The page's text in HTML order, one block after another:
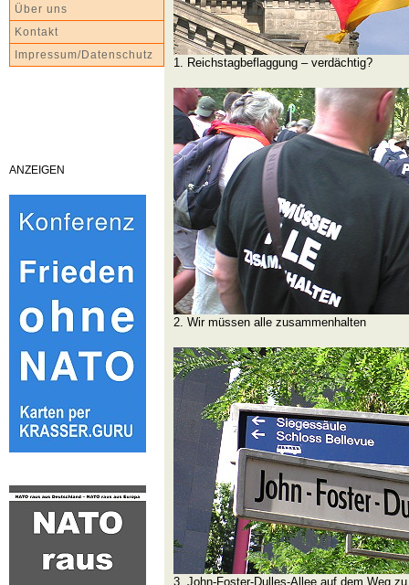
Über uns
Kontakt
Impressum/Datenschutz
ANZEIGEN
1. Reichstagbeflaggung – verdächtig?
2. Wir müssen alle zusammenhalten
3. John-Foster-Dulles-Allee auf dem Weg